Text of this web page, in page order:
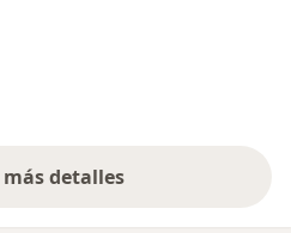
detalles
sobre la experiencia